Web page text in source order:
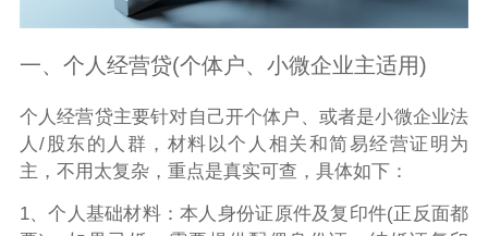
一、个人经营贷(个体户、小微企业主适用)
个人经营贷主要针对自己开个体户、或者是小微企业法
人/股东的人群，材料以个人相关和简易经营证明为
主，不用太复杂，重点是真实可查，具体如下：
1、个人基础材料：本人身份证原件及复印件(正反面都